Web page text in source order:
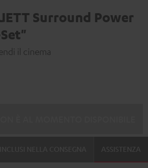
Surround Power
il cinema
ASSISTENZA